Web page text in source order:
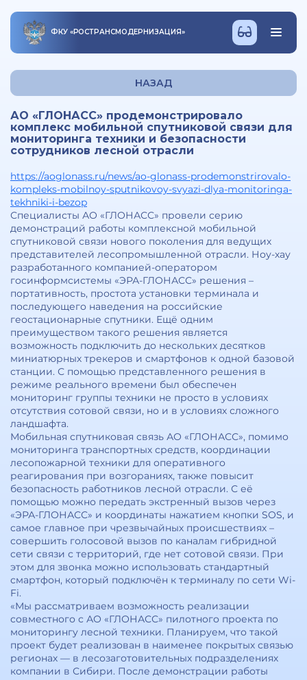
ФКУ «РОСТРАНСМОДЕРНИЗАЦИЯ»
НАЗАД
АО «ГЛОНАСС» продемонстрировало
комплекс мобильной спутниковой связи для
мониторинга техники и безопасности
сотрудников лесной отрасли
https://aoglonass.ru/news/ao-glonass-prodemonstrirovalo-
kompleks-mobilnoy-sputnikovoy-svyazi-dlya-monitoringa-
tekhniki-i-bezop
Специалисты АО «ГЛОНАСС» провели серию
демонстраций работы комплексной мобильной
спутниковой связи нового поколения для ведущих
представителей лесопромышленной отрасли. Ноу-хау
разработанного компанией-оператором
госинформсистемы «ЭРА-ГЛОНАСС» решения –
портативность, простота установки терминала и
последующего наведения на российские
геостационарные спутники. Ещё одним
преимуществом такого решения является
возможность подключить до нескольких десятков
миниатюрных трекеров и смартфонов к одной базовой
станции. С помощью представленного решения в
режиме реального времени был обеспечен
мониторинг группы техники не просто в условиях
отсутствия сотовой связи, но и в условиях сложного
ландшафта.
Мобильная спутниковая связь АО «ГЛОНАСС», помимо
мониторинга транспортных средств, координации
лесопожарной техники для оперативного
реагирования при возгораниях, также повысит
безопасность работников лесной отрасли. С её
помощью можно передать экстренный вызов через
«ЭРА-ГЛОНАСС» и координаты нажатием кнопки SOS, и
самое главное при чрезвычайных происшествиях –
совершить голосовой вызов по каналам гибридной
сети связи с территорий, где нет сотовой связи. При
этом для звонка можно использовать стандартный
смартфон, который подключён к терминалу по сети Wi-
Fi.
«Мы рассматриваем возможность реализации
совместного с АО «ГЛОНАСС» пилотного проекта по
мониторингу лесной техники. Планируем, что такой
проект будет реализован в наименее покрытых связью
регионах — в лесозаготовительных подразделениях
компании в Сибири. После демонстрации работы